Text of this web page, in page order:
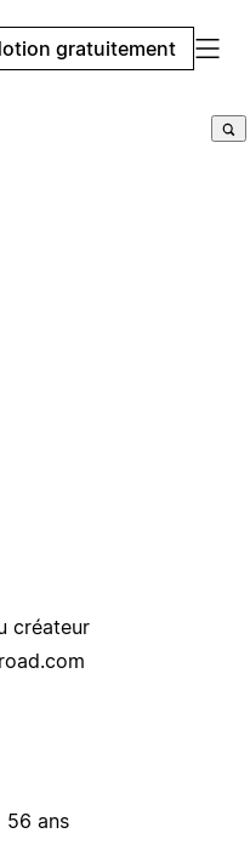
gratuitement
créateur
56 ans